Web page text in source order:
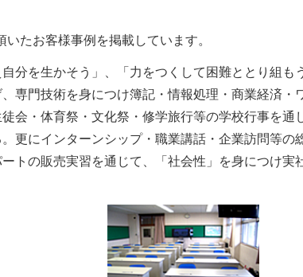
たお客様事例を掲載しています。
分を生かそう」、「力をつくして困難ととり組も
専門技術を身につけ簿記・情報処理・商業経済・
会・体育祭・文化祭・修学旅行等の学校行事を通
更にインターンシップ・職業講話・企業訪問等の
トの販売実習を通じて、「社会性」を身につけ実